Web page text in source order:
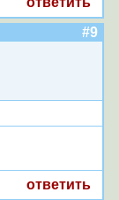
#9
ответить